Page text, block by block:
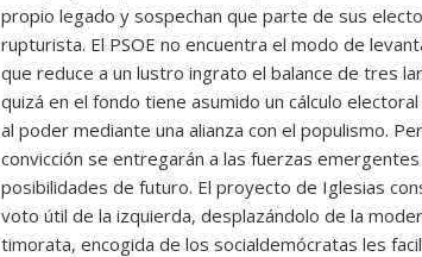
propio legado y sospechan que parte de sus
rupturista. El PSOE no encuentra el modo de
que reduce a un lustro ingrato el balance de tres
quizá en el fondo tiene asumido un cálculo
al poder mediante una alianza con el populismo.
convicción se entregarán a las fuerzas
posibilidades de futuro. El proyecto de Iglesias
voto útil de la izquierda, desplazándolo de la
timorata, encogida de los socialdemócratas les